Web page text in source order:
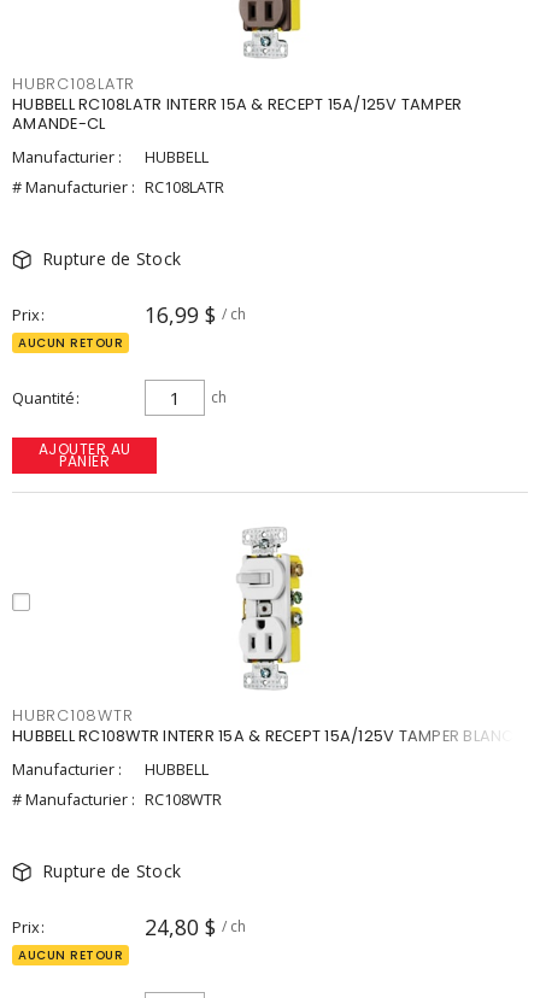
HUBRC108LATR
HUBBELL RC108LATR INTERR 15A & RECEPT 15A/125V TAMPER
AMANDE-CL
Manufacturier :
HUBBELL
# Manufacturier : RC108LATR
Rupture de Stock
Prix 16,99 $ / ch
AUCUN RETOUR
Quantité ch
AJOUTER AU
PANIER
HUBRC108WTR
HUBBELL RC108WTR INTERR 15A & RECEPT 15A/125V TAMPER BLANC
Manufacturier :
HUBBELL
# Manufacturier : RC108WTR
Rupture de Stock
Prix 24,80 $ / ch
AUCUN RETOUR